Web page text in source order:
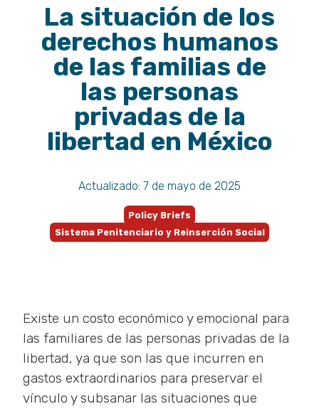
socialLa situación de los
derechos humanos
de las familias de
las personas
privadas de la
libertad en México
Actualizado: 7 de mayo de 2025
Policy Briefs
Sistema Penitenciario y Reinserción Social
Existe un costo económico y emocional para
las familiares de las personas privadas de la
libertad, ya que son las que incurren en
gastos extraordinarios para preservar el
vínculo y subsanar las situaciones que